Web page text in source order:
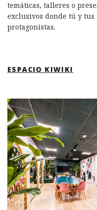
temáticas, talleres o
exclusivos donde tú y
protagonistas.
ESPACIO KIWIKI